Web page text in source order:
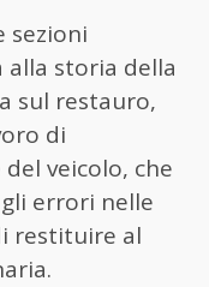
sezioni
alla storia della
sul restauro,
di
veicolo, che
errori nelle
restituire al